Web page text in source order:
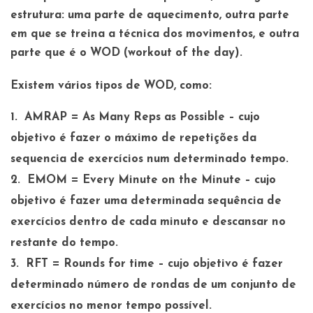
estrutura: uma parte de aquecimento, outra parte
em que se treina a técnica dos movimentos, e outra
parte que é o WOD (workout of the day).
Existem vários tipos de WOD, como:
AMRAP = As Many Reps as Possible – cujo
objetivo é fazer o máximo de repetições da
sequencia de exercícios num determinado tempo.
EMOM = Every Minute on the Minute – cujo
objetivo é fazer uma determinada sequência de
exercícios dentro de cada minuto e descansar no
restante do tempo.
RFT
= Rounds for time – cujo objetivo é fazer
determinado número de rondas de um conjunto de
exercícios no menor tempo possível.